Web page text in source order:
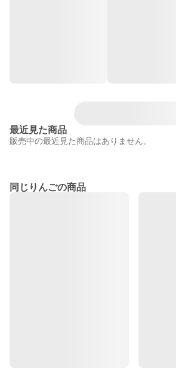
最近見た商品
販売中の最近見た商品はありません。
同じりんごの商品